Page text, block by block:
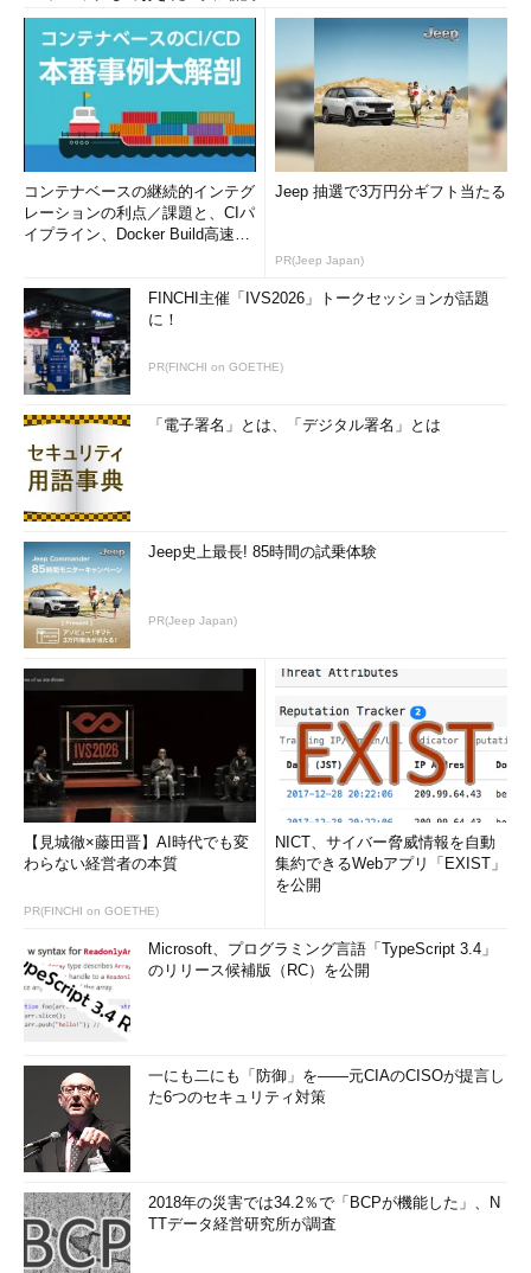
コンテナベースの継続的インテグ
レーションの利点／課題と、CIパ
イプライン、Docker Build高速化
Jeep 抽選で3万円分ギフト当たる
PR(Jeep Japan)
FINCHI主催「IVS2026」トークセッションが話題
に！
PR(FINCHI on GOETHE)
「電子署名」とは、「デジタル署名」とは
Jeep史上最長! 85時間の試乗体験
PR(Jeep Japan)
【見城徹×藤田晋】AI時代でも変
わらない経営者の本質
PR(FINCHI on GOETHE)
NICT、サイバー脅威情報を自動
集約できるWebアプリ「EXIST」
を公開
Microsoft、プログラミング言語「TypeScript 3.4」
のリリース候補版（RC）を公開
一にも二にも「防御」を――元CIAのCISOが提言し
た6つのセキュリティ対策
2018年の災害では34.2％で「BCPが機能した」、N
TTデータ経営研究所が調査